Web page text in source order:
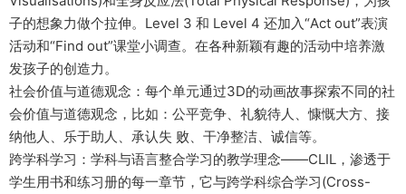
子的想象力做个拉伸。Level 3 和 Level 4 还加入“Act out”表演
活动和“Find out”课堂小调查。在各种新颖有趣的活动中培养激
发孩子的创造力。
社会价值与道德观念：每个单元通过3D的动画故事探索不同的社
会价值与道德观念，比如：公平竞争、礼貌待人、慷慨大方、接
纳他人、乐于助人、承认失 败、干净整洁、诚信等。
跨学科学习：学科与语言整合学习的教学理念——CLIL，渗透于
学生用书和练习册的每一章节，它与跨学科综合学习(Cross-